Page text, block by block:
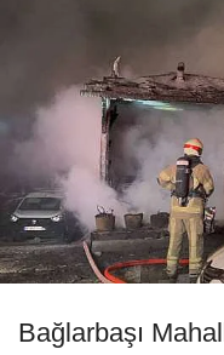
Bağlarbaşı